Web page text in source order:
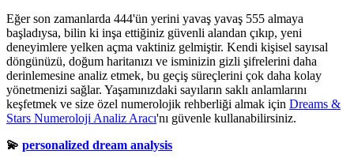
Eğer son zamanlarda 444'ün yerini yavaş yavaş 555 almaya
başladıysa, bilin ki inşa ettiğiniz güvenli alandan çıkıp, yeni
deneyimlere yelken açma vaktiniz gelmiştir. Kendi kişisel sayısal
döngünüzü, doğum haritanızı ve isminizin gizli şifrelerini daha
derinlemesine analiz etmek, bu geçiş süreçlerini çok daha kolay
yönetmenizi sağlar. Yaşamınızdaki sayıların saklı anlamlarını
keşfetmek ve size özel numerolojik rehberliği almak için Dreams &
Stars Numeroloji Analiz Aracı'nı güvenle kullanabilirsiniz.
💫 personalized dream analysis